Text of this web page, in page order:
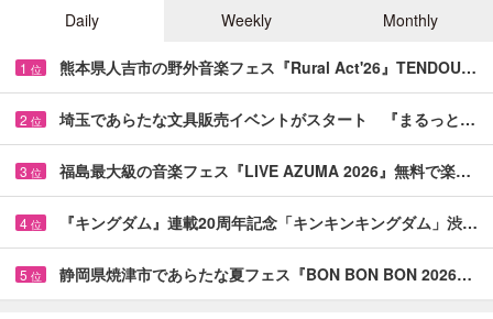
Daily
Weekly Monthly
1 位 熊本県人吉市の野外音楽フェス『Rural Act'26』TENDOU…
2 位 埼玉であらたな文具販売イベントがスタート 『まるっと…
3 位 福島最大級の音楽フェス『LIVE AZUMA 2026』無料で楽…
4 位 『キングダム』連載20周年記念「キンキンキングダム」渋…
5 位 静岡県焼津市であらたな夏フェス『BON BON BON 2026…